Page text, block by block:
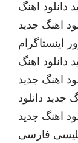
دانلود اهنگ
اهنگ جدید
اینستاگرام
دانلود اهنگ
اهنگ جدید
جدید دانلود
اهنگ جدید
فارسی